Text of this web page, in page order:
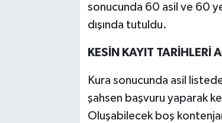
sonucunda 60 asil ve 60
dışında tutuldu.
KESİN KAYIT TARİHLERİ
Kura sonucunda asil
şahsen başvuru yaparak
Oluşabilecek boş